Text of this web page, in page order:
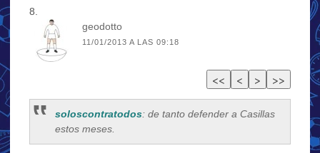
geodotto
11/01/2013 A LAS 09:18
soloscontratodos: de tanto defender a Casillas
estos meses.